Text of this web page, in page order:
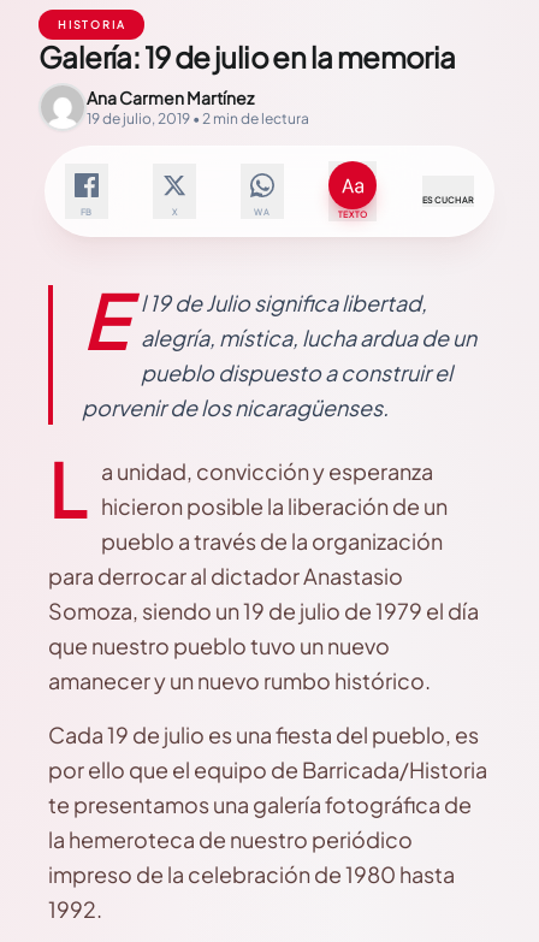
HISTORIA
Galería: 19 de julio en la memoria
Ana Carmen Martínez
19 de julio, 2019 • 2 min de lectura
FB X WA TEXTO
ESCUCHAR
E l 19 de Julio significa libertad,
alegría, mística, lucha ardua de un
pueblo dispuesto a construir el
porvenir de los nicaragüenses.
L a unidad, convicción y esperanza
hicieron posible la liberación de un
pueblo a través de la organización
para derrocar al dictador Anastasio
Somoza, siendo un 19 de julio de 1979 el día
que nuestro pueblo tuvo un nuevo
amanecer y un nuevo rumbo histórico.
Cada 19 de julio es una fiesta del pueblo, es
por ello que el equipo de Barricada/Historia
te presentamos una galería fotográfica de
la hemeroteca de nuestro periódico
impreso de la celebración de 1980 hasta
1992.